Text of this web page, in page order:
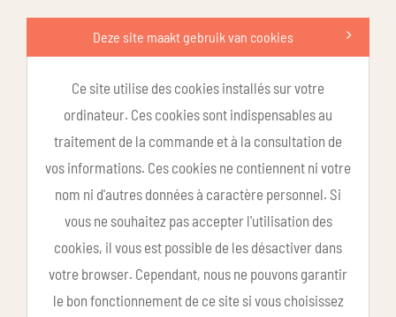
Deze site maakt gebruik van cookies
Ce site utilise des cookies installés sur votre
ordinateur. Ces cookies sont indispensables au
traitement de la commande et à la consultation de
vos informations. Ces cookies ne contiennent ni votre
nom ni d'autres données à caractère personnel. Si
vous ne souhaitez pas accepter l'utilisation des
cookies, il vous est possible de les désactiver dans
votre browser. Cependant, nous ne pouvons garantir
le bon fonctionnement de ce site si vous choisissez